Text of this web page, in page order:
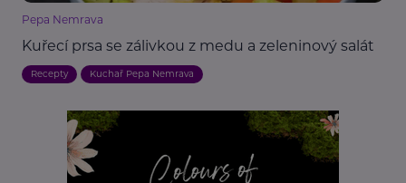
Pepa Nemrava
Kuřecí prsa se zálivkou z medu a zeleninový salát
Recepty Kuchař Pepa Nemrava